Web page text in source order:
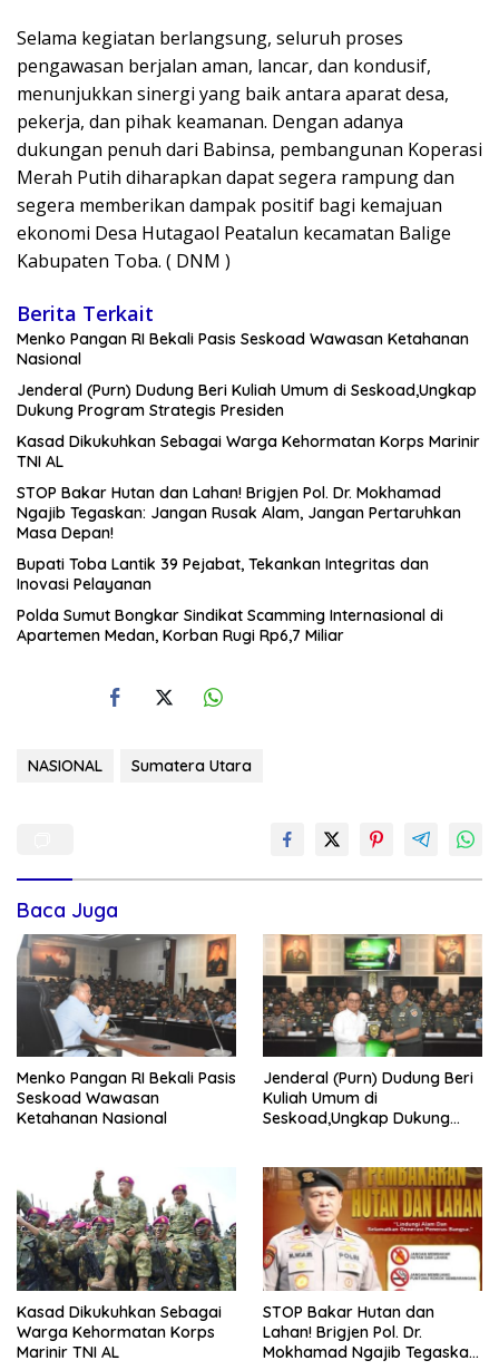
Selama kegiatan berlangsung, seluruh proses
pengawasan berjalan aman, lancar, dan kondusif,
menunjukkan sinergi yang baik antara aparat desa,
pekerja, dan pihak keamanan. Dengan adanya
dukungan penuh dari Babinsa, pembangunan Koperasi
Merah Putih diharapkan dapat segera rampung dan
segera memberikan dampak positif bagi kemajuan
ekonomi Desa Hutagaol Peatalun kecamatan Balige
Kabupaten Toba. ( DNM )
Berita Terkait
Menko Pangan RI Bekali Pasis Seskoad Wawasan Ketahanan
Nasional
Jenderal (Purn) Dudung Beri Kuliah Umum di Seskoad,Ungkap
Dukung Program Strategis Presiden
Kasad Dikukuhkan Sebagai Warga Kehormatan Korps Marinir
TNI AL
STOP Bakar Hutan dan Lahan! Brigjen Pol. Dr. Mokhamad
Ngajib Tegaskan: Jangan Rusak Alam, Jangan Pertaruhkan
Masa Depan!
Bupati Toba Lantik 39 Pejabat, Tekankan Integritas dan
Inovasi Pelayanan
Polda Sumut Bongkar Sindikat Scamming Internasional di
Apartemen Medan, Korban Rugi Rp6,7 Miliar
NASIONAL Sumatera Utara
Baca Juga
Menko Pangan RI Bekali Pasis
Seskoad Wawasan
Ketahanan Nasional
Jenderal (Purn) Dudung Beri
Kuliah Umum di
Seskoad,Ungkap Dukung
Kasad Dikukuhkan Sebagai
Warga Kehormatan Korps
Marinir TNI AL
STOP Bakar Hutan dan
Lahan! Brigjen Pol. Dr.
Mokhamad Ngajib Tegaskan: